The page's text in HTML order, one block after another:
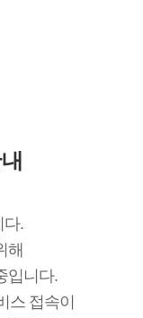
다.
해
입니다.
스 접속이